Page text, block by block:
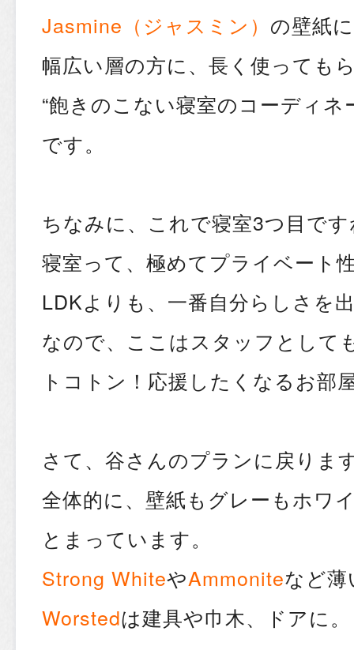
Jasmine（ジャスミン） の壁紙
幅広い層の方に、長く使っても
“飽きのこない寝室のコーディネ
です。
ちなみに、これで寝室3つ目で
寝室って、極めてプライベート
LDKよりも、一番自分らしさを
なので、ここはスタッフとして
トコトン！応援したくなるお部
さて、谷さんのプランに戻りま
全体的に、壁紙もグレーもホワ
とまっています。
Strong WhiteやAmmoniteなど
Worstedは建具や巾木、ドアに。